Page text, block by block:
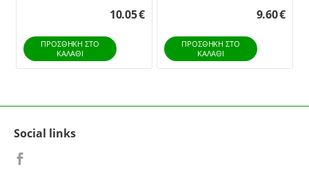
10.05€
ΠΡΟΣΘΉΚΗ ΣΤΟ
ΚΑΛΆΘΙ
9.60€
ΠΡΟΣΘΉΚΗ ΣΤΟ
ΚΑΛΆΘΙ
Social links